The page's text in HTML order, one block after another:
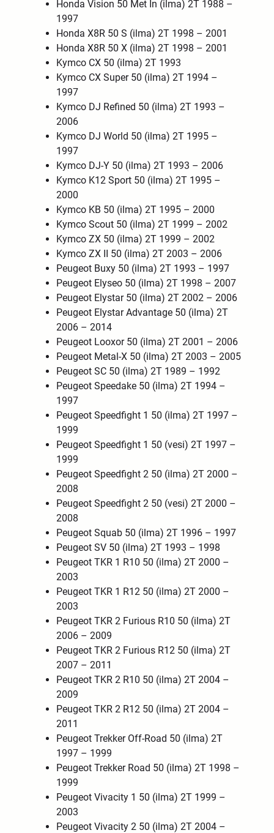
Honda Vision 50 Met In (ilma) 2T 1988 –
1997
Honda X8R 50 S (ilma) 2T 1998 – 2001
Honda X8R 50 X (ilma) 2T 1998 – 2001
Kymco CX 50 (ilma) 2T 1993
Kymco CX Super 50 (ilma) 2T 1994 –
1997
Kymco DJ Refined 50 (ilma) 2T 1993 –
2006
Kymco DJ World 50 (ilma) 2T 1995 –
1997
Kymco DJ-Y 50 (ilma) 2T 1993 – 2006
Kymco K12 Sport 50 (ilma) 2T 1995 –
2000
Kymco KB 50 (ilma) 2T 1995 – 2000
Kymco Scout 50 (ilma) 2T 1999 – 2002
Kymco ZX 50 (ilma) 2T 1999 – 2002
Kymco ZX II 50 (ilma) 2T 2003 – 2006
Peugeot Buxy 50 (ilma) 2T 1993 – 1997
Peugeot Elyseo 50 (ilma) 2T 1998 – 2007
Peugeot Elystar 50 (ilma) 2T 2002 – 2006
Peugeot Elystar Advantage 50 (ilma) 2T
2006 – 2014
Peugeot Looxor 50 (ilma) 2T 2001 – 2006
Peugeot Metal-X 50 (ilma) 2T 2003 – 2005
Peugeot SC 50 (ilma) 2T 1989 – 1992
Peugeot Speedake 50 (ilma) 2T 1994 –
1997
Peugeot Speedfight 1 50 (ilma) 2T 1997 –
1999
Peugeot Speedfight 1 50 (vesi) 2T 1997 –
1999
Peugeot Speedfight 2 50 (ilma) 2T 2000 –
2008
Peugeot Speedfight 2 50 (vesi) 2T 2000 –
2008
Peugeot Squab 50 (ilma) 2T 1996 – 1997
Peugeot SV 50 (ilma) 2T 1993 – 1998
Peugeot TKR 1 R10 50 (ilma) 2T 2000 –
2003
Peugeot TKR 1 R12 50 (ilma) 2T 2000 –
2003
Peugeot TKR 2 Furious R10 50 (ilma) 2T
2006 – 2009
Peugeot TKR 2 Furious R12 50 (ilma) 2T
2007 – 2011
Peugeot TKR 2 R10 50 (ilma) 2T 2004 –
2009
Peugeot TKR 2 R12 50 (ilma) 2T 2004 –
2011
Peugeot Trekker Off-Road 50 (ilma) 2T
1997 – 1999
Peugeot Trekker Road 50 (ilma) 2T 1998 –
1999
Peugeot Vivacity 1 50 (ilma) 2T 1999 –
2003
Peugeot Vivacity 2 50 (ilma) 2T 2004 –